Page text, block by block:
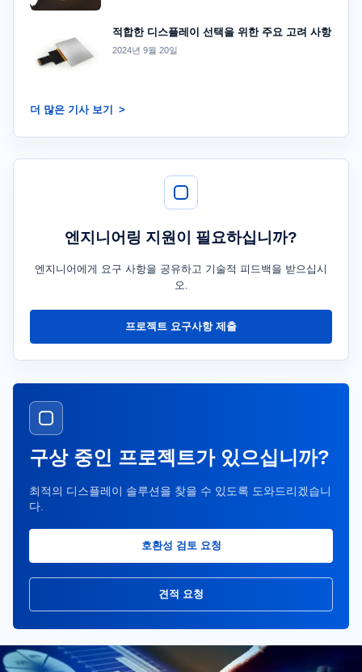
적합한 디스플레이 선택을 위한 주요 고려 사항
2024년 9월 20일
더 많은 기사 보기
엔지니어링 지원이 필요하십니까?
엔지니어에게 요구 사항을 공유하고 기술적 피드백을 받으십시
오.
프로젝트 요구사항 제출
구상 중인 프로젝트가 있으십니까?
최적의 디스플레이 솔루션을 찾을 수 있도록 도와드리겠습니
다.
호환성 검토 요청
견적 요청